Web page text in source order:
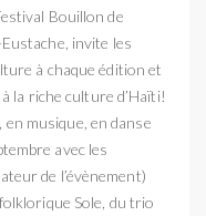
Bouillon de
invite les
à chaque édition et
la riche culture d’Haïti!
musique, en danse
avec les
de l’évènement)
Sole, du trio